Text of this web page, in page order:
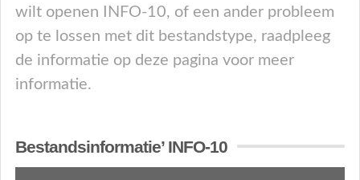
wilt openen INFO-10, of een ander probleem
op te lossen met dit bestandstype, raadpleeg
de informatie op deze pagina voor meer
informatie.
Bestandsinformatie’ INFO-10